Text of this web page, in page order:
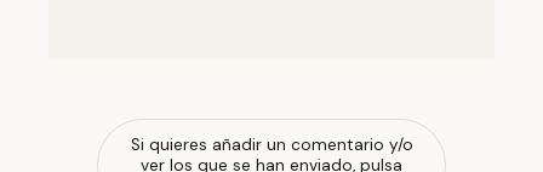
Si quieres añadir un comentario y/o
ver los que se han enviado, pulsa